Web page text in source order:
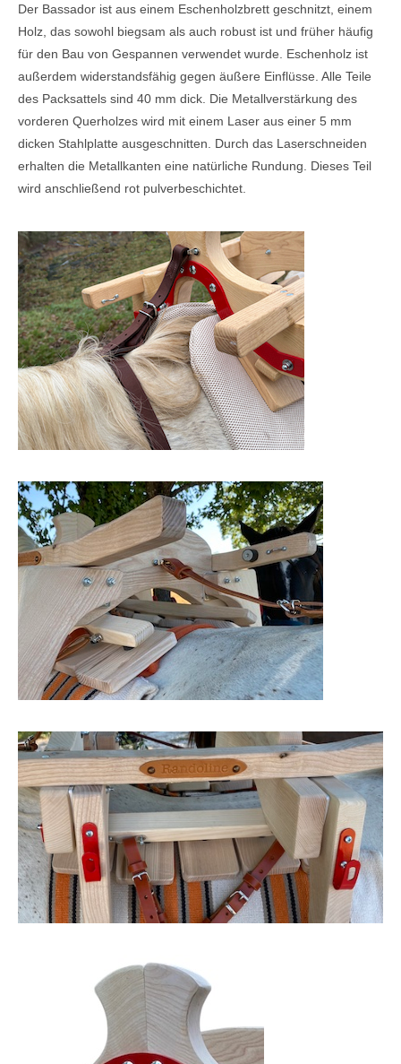
Der Bassador ist aus einem Eschenholzbrett geschnitzt, einem
Holz, das sowohl biegsam als auch robust ist und früher häufig
für den Bau von Gespannen verwendet wurde. Eschenholz ist
außerdem widerstandsfähig gegen äußere Einflüsse. Alle Teile
des Packsattels sind 40 mm dick. Die Metallverstärkung des
vorderen Querholzes wird mit einem Laser aus einer 5 mm
dicken Stahlplatte ausgeschnitten. Durch das Laserschneiden
erhalten die Metallkanten eine natürliche Rundung. Dieses Teil
wird anschließend rot pulverbeschichtet.